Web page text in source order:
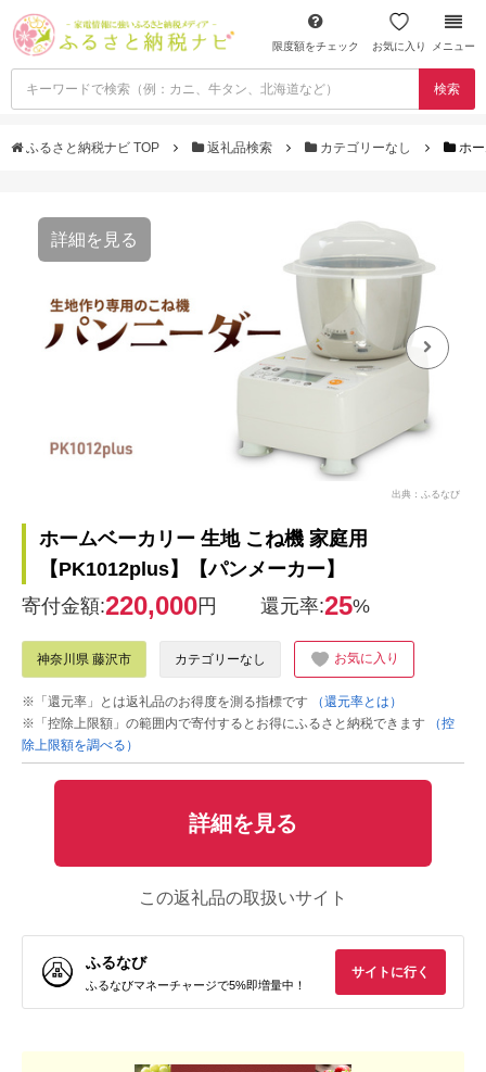
限度額をチェック お気に入り メニュー
検索
ふるさと納税ナビ TOP 返礼品検索 カテゴリーなし ホ
詳細を見る
出典：ふるなび
ホームベーカリー 生地 こね機 家庭用
【PK1012plus】【パンメーカー】
寄付金額:220,000円 還元率:25%
神奈川県 藤沢市 カテゴリーなし お気に入り
※「還元率」とは返礼品のお得度を測る指標です
（還元率とは）
※「控除上限額」の範囲内で寄付するとお得にふるさと納税できます
（控
除上限額を調べる）
詳細を見る
この返礼品の取扱いサイト
ふるなび
ふるなびマネーチャージで5%即増量中！
サイトに行く